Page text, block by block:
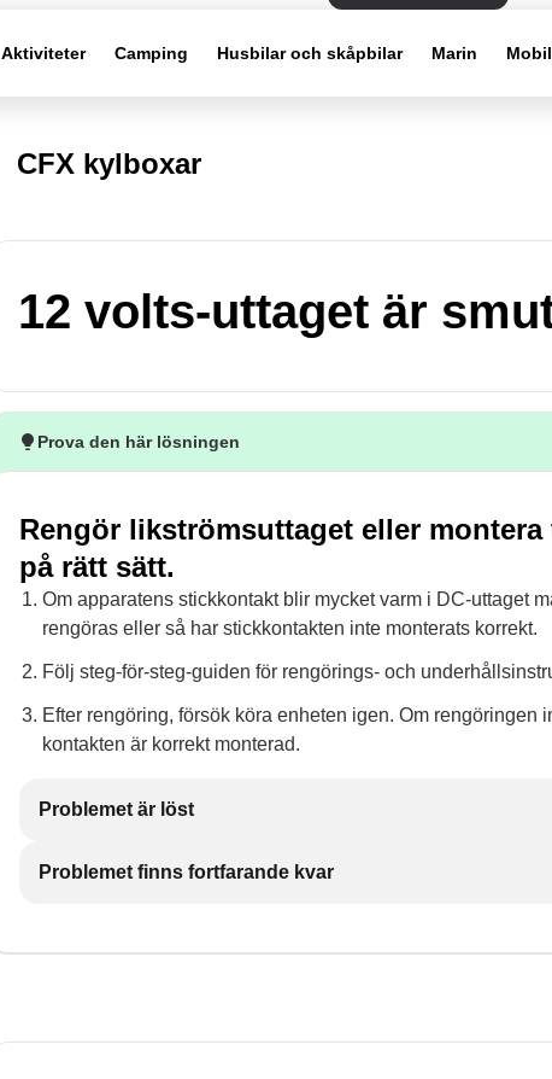
Aktiviteter Camping Husbilar och skåpbilar Marin
CFX kylboxar
12 volts-uttaget är
Prova den här lösningen
Rengör likströmsuttaget eller
på rätt sätt.
Om apparatens stickkontakt blir mycket varm i DC-uttaget
rengöras eller så har stickkontakten inte monterats korrekt.
Följ steg-för-steg-guiden för rengörings- och
Efter rengöring, försök köra enheten igen. Om rengöringen
kontakten är korrekt monterad.
Problemet är löst
Problemet finns fortfarande kvar